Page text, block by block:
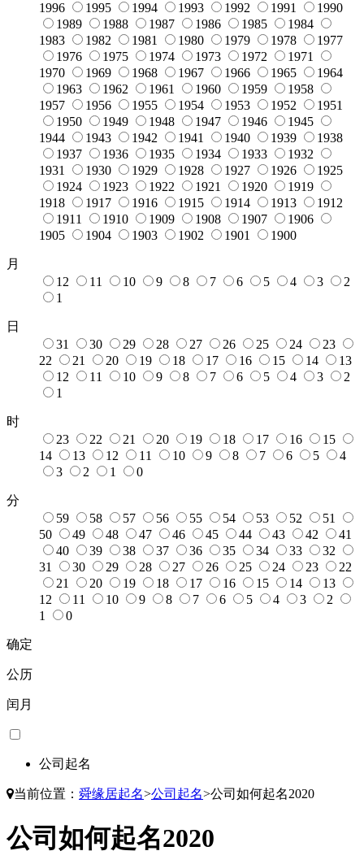
1996
1995 1994 1993 1992 1991
1990
1989
1988 1987 1986 1985
1984
1983
1982 1981 1980 1979 1978
1977
1976
1975 1974 1973 1972
1971
1970
1969 1968 1967 1966 1965
1964
1963
1962 1961 1960 1959
1958
1957
1956 1955 1954 1953 1952
1951
1950
1949 1948 1947 1946
1945
1944
1943 1942 1941 1940 1939
1938
1937
1936 1935 1934 1933
1932
1931
1930 1929 1928 1927 1926
1925
1924
1923 1922 1921 1920
1919
1918
1917 1916 1915 1914 1913
1912
1911
1910 1909 1908 1907
1906
1905
1904 1903 1902 1901 1900
月
12
11 10 9 8 7 6 5 4 3
2
1
日
31
30 29 28 27 26 25 24
23
22
21 20 19 18 17 16 15 14
13
12
11 10 9 8 7 6 5 4 3
2
1
时
23
22 21 20 19 18 17 16
15
14
13 12 11 10 9 8 7 6 5
4
3
2 1 0
分
59
58 57 56 55 54 53 52
51
50
49 48 47 46 45 44 43 42
41
40
39 38 37 36 35 34 33
32
31
30 29 28 27 26 25 24 23
22
21
20 19 18 17 16 15 14
13
12
11 10 9 8 7 6 5 4 3
2
1
0
确定
公历
闰月
公司起名
当前位置： 舜缘居起名>公司起名>公司如何起名2020
公司如何起名2020